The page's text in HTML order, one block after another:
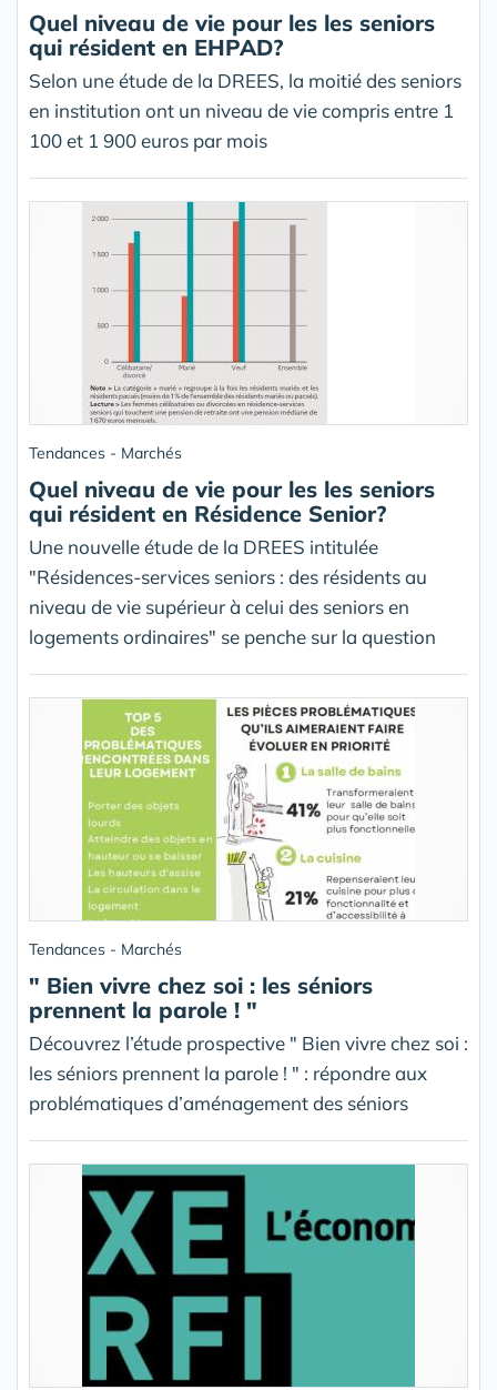
Quel niveau de vie pour les les seniors
qui résident en EHPAD?
Selon une étude de la DREES, la moitié des seniors
en institution ont un niveau de vie compris entre 1
100 et 1 900 euros par mois
Tendances - Marchés
Quel niveau de vie pour les les seniors
qui résident en Résidence Senior?
Une nouvelle étude de la DREES intitulée
"Résidences-services seniors : des résidents au
niveau de vie supérieur à celui des seniors en
logements ordinaires" se penche sur la question
Tendances - Marchés
" Bien vivre chez soi : les séniors
prennent la parole ! "
Découvrez l’étude prospective " Bien vivre chez soi :
les séniors prennent la parole ! " : répondre aux
problématiques d’aménagement des séniors